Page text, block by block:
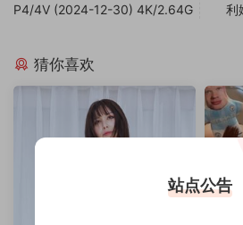
P4/4V (2024-12-30) 4K/2.64G
利
猜你喜欢
站点公告